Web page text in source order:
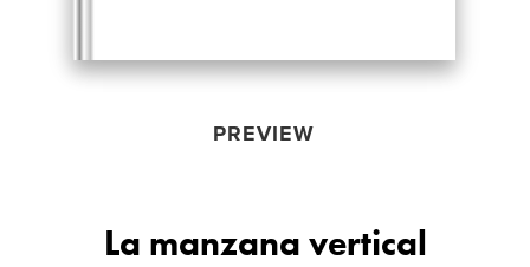
PREVIEW
La manzana vertical